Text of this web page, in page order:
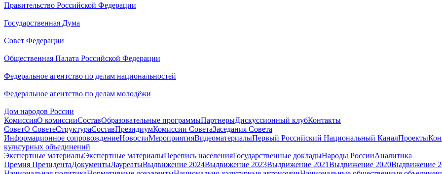
Правительство Российской Федерации
Государственная Дума
Совет Федерации
Общественная Палата Российской Федерации
Федеральное агентство по делам национальностей
Федеральное агентство по делам молодёжи
Дом народов России
КомиссияО комиссииСоставОбразовательные программыПартнерыДискуссионный клубКонтакты
СоветО СоветеСтруктураСоставПрезидиумКомиссии СоветаЗаседания Совета
Информационное сопровождениеНовостиМероприятияВидеоматериалыПервый Российский Национальный КаналПроекты
культурных объединений
Экспертные материалыЭкспертные материалыПерепись населенияГосударственные докладыНароды РоссииАналитика
Премия ПрезидентаДокументыЛауреатыВыдвижение 2024Выдвижение 2023Выдвижение 2021Выдвижение 2020Выдвижение